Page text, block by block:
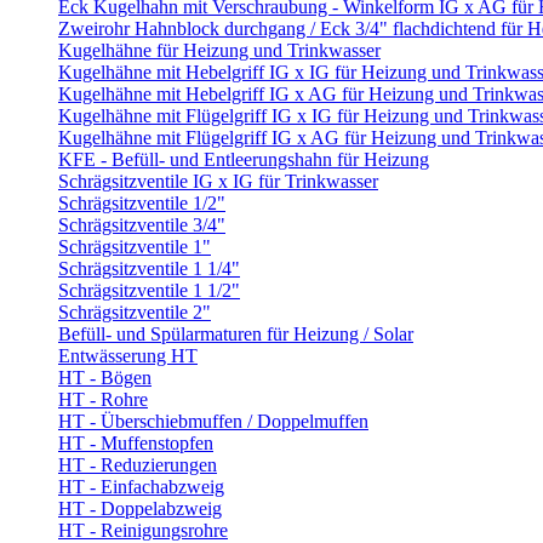
Eck Kugelhahn mit Verschraubung - Winkelform IG x AG für
Zweirohr Hahnblock durchgang / Eck 3/4" flachdichtend für
Kugelhähne für Heizung und Trinkwasser
Kugelhähne mit Hebelgriff IG x IG für Heizung und
Kugelhähne mit Hebelgriff IG x AG für Heizung und
Kugelhähne mit Flügelgriff IG x IG für Heizung und
Kugelhähne mit Flügelgriff IG x AG für Heizung und
KFE - Befüll- und Entleerungshahn für Heizung
Schrägsitzventile IG x IG für Trinkwasser
Schrägsitzventile 1/2"
Schrägsitzventile 3/4"
Schrägsitzventile 1"
Schrägsitzventile 1 1/4"
Schrägsitzventile 1 1/2"
Schrägsitzventile 2"
Befüll- und Spülarmaturen für Heizung / Solar
Entwässerung HT
HT - Bögen
HT - Rohre
HT - Überschiebmuffen / Doppelmuffen
HT - Muffenstopfen
HT - Reduzierungen
HT - Einfachabzweig
HT - Doppelabzweig
HT - Reinigungsrohre